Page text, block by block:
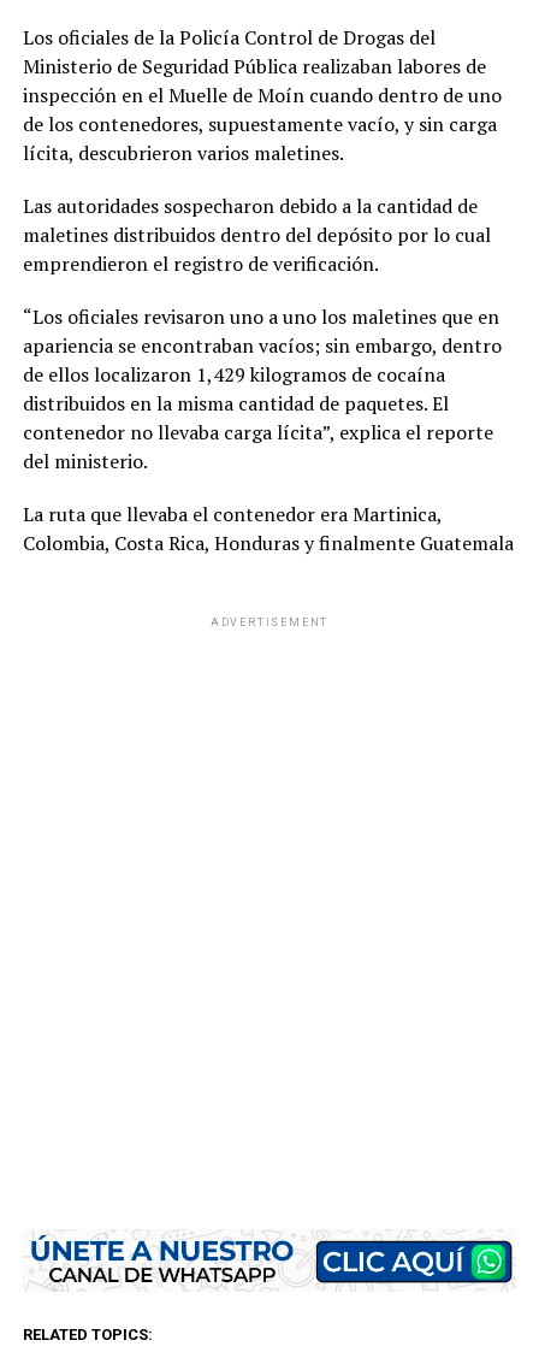
Los oficiales de la Policía Control de Drogas del
Ministerio de Seguridad Pública realizaban labores de
inspección en el Muelle de Moín cuando dentro de uno
de los contenedores, supuestamente vacío, y sin carga
lícita, descubrieron varios maletines.
Las autoridades sospecharon debido a la cantidad de
maletines distribuidos dentro del depósito por lo cual
emprendieron el registro de verificación.
“Los oficiales revisaron uno a uno los maletines que en
apariencia se encontraban vacíos; sin embargo, dentro
de ellos localizaron 1,429 kilogramos de cocaína
distribuidos en la misma cantidad de paquetes. El
contenedor no llevaba carga lícita”, explica el reporte
del ministerio.
La ruta que llevaba el contenedor era Martinica,
Colombia, Costa Rica, Honduras y finalmente Guatemala
ADVERTISEMENT
RELATED TOPICS: